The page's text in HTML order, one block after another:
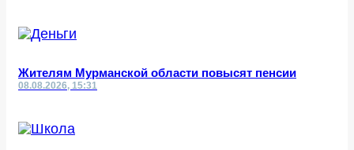
Жителям Мурманской области повысят пенсии
08.08.2026, 15:31